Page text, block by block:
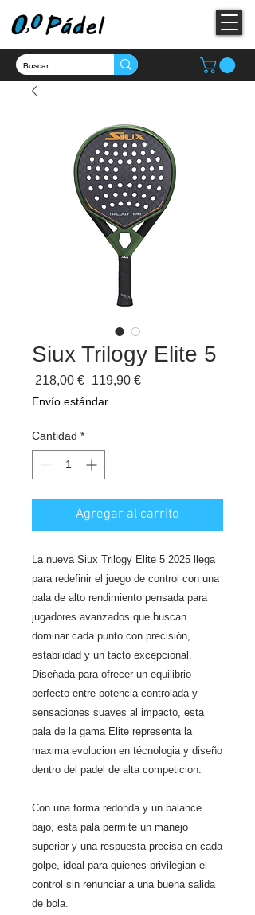
Siux Trilogy Elite 5
218,00 € Precio
119,90 €Precio
Envío estándar
Cantidad *
Agregar al carrito
La nueva Siux Trilogy Elite 5 2025 llega
para redefinir el juego de control con una
pala de alto rendimiento pensada para
jugadores avanzados que buscan
dominar cada punto con precisión,
estabilidad y un tacto excepcional.
Diseñada para ofrecer un equilibrio
perfecto entre potencia controlada y
sensaciones suaves al impacto, esta
pala de la gama Elite representa la
maxima evolucion en técnologia y diseño
dentro del padel de alta competicion.
Con una forma redonda y un balance
bajo, esta pala permite un manejo
superior y una respuesta precisa en cada
golpe, ideal para quienes privilegian el
control sin renunciar a una buena salida
de bola.